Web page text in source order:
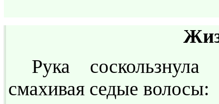
Рука
смахивая седые волосы: